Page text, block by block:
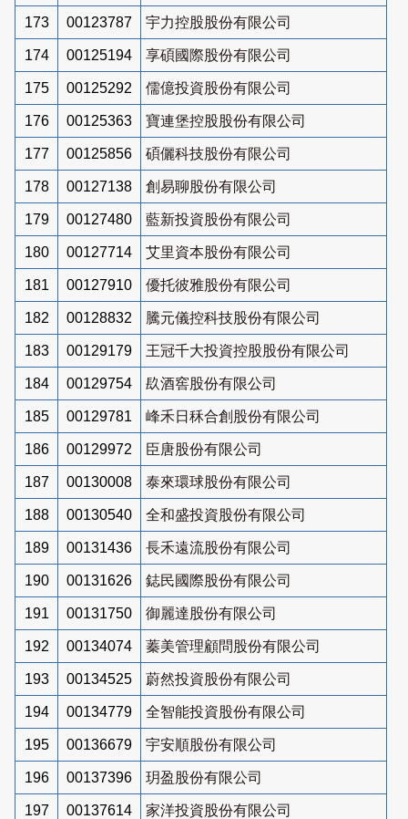
173 00123787 宇力控股股份有限公司
174 00125194 享碩國際股份有限公司
175 00125292 儒億投資股份有限公司
176 00125363 寶連堡控股股份有限公司
177 00125856 碩儷科技股份有限公司
178 00127138 創易聊股份有限公司
179 00127480 藍新投資股份有限公司
180 00127714 艾里資本股份有限公司
181 00127910 優托彼雅股份有限公司
182 00128832 騰元儀控科技股份有限公司
183 00129179 王冠千大投資控股股份有限公司
184 00129754 镹酒窖股份有限公司
185 00129781 峰禾日秝合創股份有限公司
186 00129972 臣唐股份有限公司
187 00130008 泰來環球股份有限公司
188 00130540 全和盛投資股份有限公司
189 00131436 長禾遠流股份有限公司
190 00131626 鋕民國際股份有限公司
191 00131750 御麗達股份有限公司
192 00134074 蓁美管理顧問股份有限公司
193 00134525 蔚然投資股份有限公司
194 00134779 全智能投資股份有限公司
195 00136679 宇安順股份有限公司
196 00137396 玥盈股份有限公司
197 00137614 家洋投資股份有限公司